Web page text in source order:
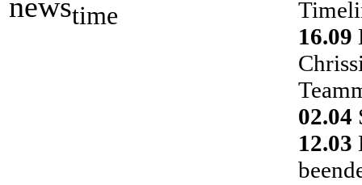
time
16.09
02.04
12.03